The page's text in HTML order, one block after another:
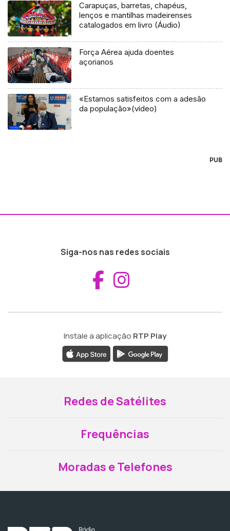
Carapuças, barretas, chapéus,
lenços e mantilhas madeirenses
catalogados em livro (Áudio)
Força Aérea ajuda doentes
açorianos
«Estamos satisfeitos com a adesão
da população»(vídeo)
PUB
Siga-nos nas redes sociais
Aceder ao
Instale a aplicação RTP Play
Redes de Satélites
Frequências
Moradas e Telefones